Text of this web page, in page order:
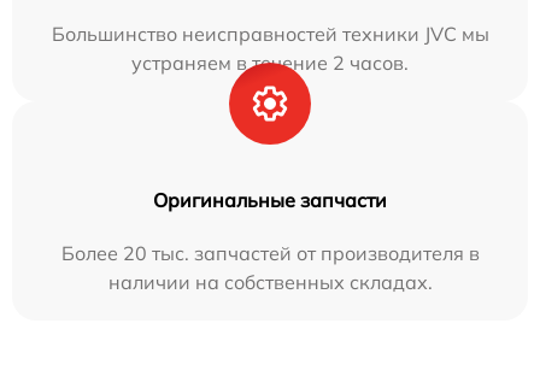
Большинство неисправностей техники JVC мы
устраняем в течение 2 часов.
Оригинальные запчасти
Более 20 тыс. запчастей от производителя в
наличии на собственных складах.